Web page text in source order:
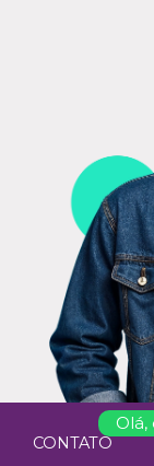
CONTATO
Olá,